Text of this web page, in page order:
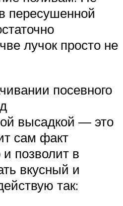
пересушенной
лучок просто не
посевного
высадкой — это
сам факт
позволит в
вкусный и
так: